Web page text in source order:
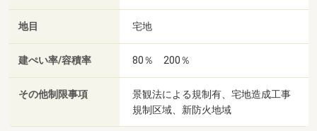
地目 宅地
建ぺい率/容積率 80％ 200％
その他制限事項
景観法による規制有、宅地造成工事
規制区域、新防火地域